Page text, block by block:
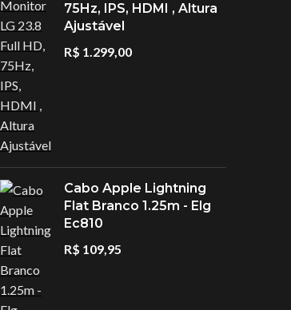
75Hz, IPS, HDMI , Altura
Ajustável
R$ 1.299,00
Cabo Apple Lightning
Flat Branco 1.25m - Elg
Ec810
R$ 109,95